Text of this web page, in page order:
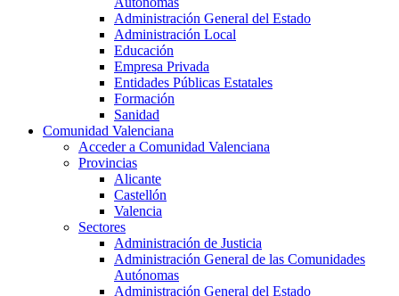
Administración General del Estado
Administración Local
Educación
Empresa Privada
Entidades Públicas Estatales
Formación
Sanidad
Comunidad Valenciana
Acceder a Comunidad Valenciana
Provincias
Alicante
Castellón
Valencia
Sectores
Administración de Justicia
Administración General de las Comunidades
Autónomas
Administración General del Estado